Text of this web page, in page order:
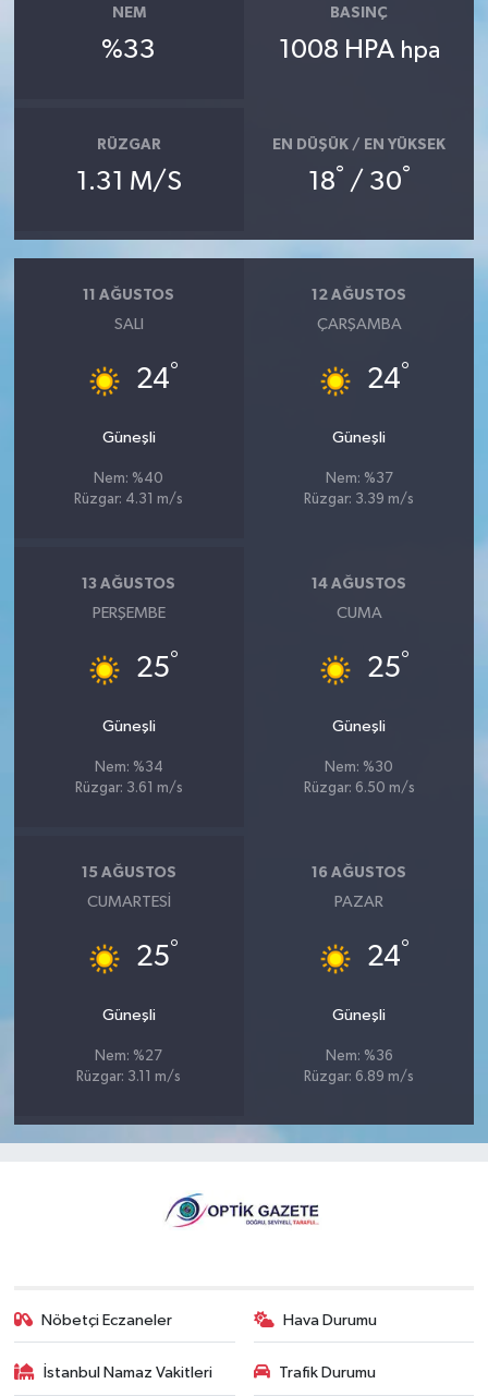
NEM
%33
BASINÇ
1008 HPA hpa
RÜZGAR
1.31 M/S
EN DÜŞÜK / EN YÜKSEK
18° / 30°
11 AĞUSTOS
SALI
24°
Güneşli
Nem: %40
Rüzgar: 4.31 m/s
12 AĞUSTOS
ÇARŞAMBA
24°
Güneşli
Nem: %37
Rüzgar: 3.39 m/s
13 AĞUSTOS
PERŞEMBE
25°
Güneşli
Nem: %34
Rüzgar: 3.61 m/s
14 AĞUSTOS
CUMA
25°
Güneşli
Nem: %30
Rüzgar: 6.50 m/s
15 AĞUSTOS
CUMARTESI
25°
Güneşli
Nem: %27
Rüzgar: 3.11 m/s
16 AĞUSTOS
PAZAR
24°
Güneşli
Nem: %36
Rüzgar: 6.89 m/s
Nöbetçi Eczaneler Hava Durumu
İstanbul Namaz Vakitleri Trafik Durumu